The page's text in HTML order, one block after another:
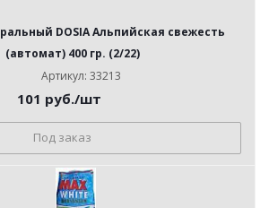
DOSIA Альпийская свежесть
(автомат) 400 гр. (2/22)
Артикул: 33213
101 руб./шт
Под заказ